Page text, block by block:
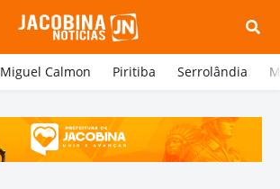
Miguel Calmon Piritiba Serrolândia